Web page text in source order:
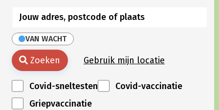
VAN WACHT
Zoeken Gebruik mijn locatie
Covid-sneltesten
Covid-vaccinatie
Griepvaccinatie